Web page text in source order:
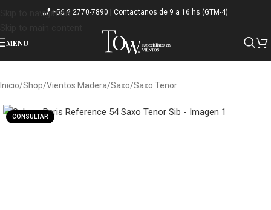
Skip to navigation
Skip to main content
+56 9 2770-7890 | Contactanos de 9 a 16 hs (GTM-4)
MENU
Inicio/Shop/Vientos Madera/Saxo/Saxo Tenor
CONSULTAR